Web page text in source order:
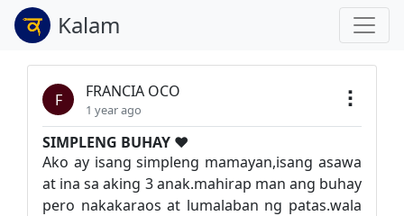
Kalam
F FRANCIA OCO
1 year ago
SIMPLENG BUHAY ❤️
Ako ay isang simpleng mamayan,isang asawa
at ina sa aking 3 anak.mahirap man ang buhay
pero nakakaraos at lumalaban ng patas.wala